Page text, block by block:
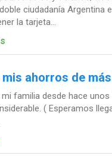
ciudadanía Argentina
la tarjeta...
ahorros de
familia desde hace
( Esperamos